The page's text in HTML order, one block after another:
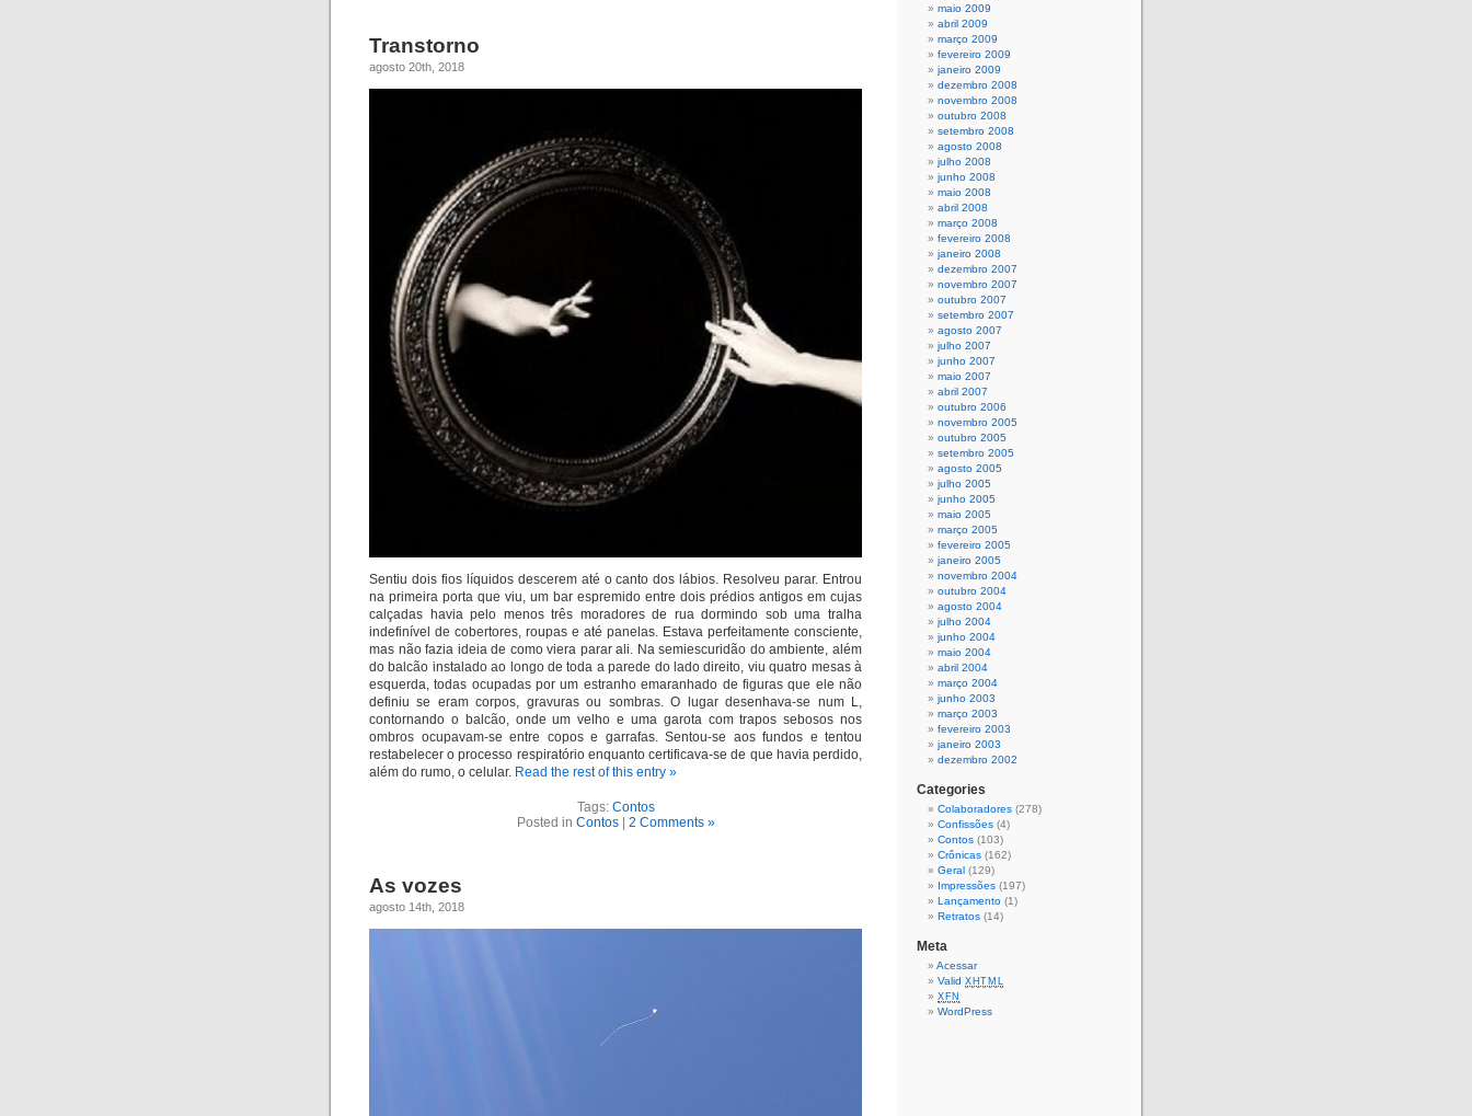
Transtorno
agosto 20th, 2018
Sentiu dois fios líquidos descerem até o canto dos lábios. Resolveu parar. Entrou
na primeira porta que viu, um bar espremido entre dois prédios antigos em cujas
calçadas havia pelo menos três moradores de rua dormindo sob uma tralha
indefinível de cobertores, roupas e até panelas. Estava perfeitamente consciente,
mas não fazia ideia de como viera parar ali. Na semiescuridão do ambiente, além
do balcão instalado ao longo de toda a parede do lado direito, viu quatro mesas à
esquerda, todas ocupadas por um estranho emaranhado de figuras que ele não
definiu se eram corpos, gravuras ou sombras. O lugar desenhava-se num L,
contornando o balcão, onde um velho e uma garota com trapos sebosos nos
ombros ocupavam-se entre copos e garrafas. Sentou-se aos fundos e tentou
restabelecer o processo respiratório enquanto certificava-se de que havia perdido,
além do rumo, o celular. Read the rest of this entry »
Tags: Contos
Posted in Contos| 2 Comments »
As vozes
agosto 14th, 2018
maio 2009
abril 2009
março 2009
fevereiro 2009
janeiro 2009
dezembro 2008
novembro 2008
outubro 2008
setembro 2008
agosto 2008
julho 2008
junho 2008
maio 2008
abril 2008
março 2008
fevereiro 2008
janeiro 2008
dezembro 2007
novembro 2007
outubro 2007
setembro 2007
agosto 2007
julho 2007
junho 2007
maio 2007
abril 2007
outubro 2006
novembro 2005
outubro 2005
setembro 2005
agosto 2005
julho 2005
junho 2005
maio 2005
março 2005
fevereiro 2005
janeiro 2005
novembro 2004
outubro 2004
agosto 2004
julho 2004
junho 2004
maio 2004
abril 2004
março 2004
junho 2003
março 2003
fevereiro 2003
janeiro 2003
dezembro 2002
Categories
Colaboradores (278)
Confissões (4)
Contos (103)
Crônicas (162)
Geral (129)
Impressões (197)
Lançamento (1)
Retratos (14)
Meta
Acessar
Valid XHTML
XFN
WordPress